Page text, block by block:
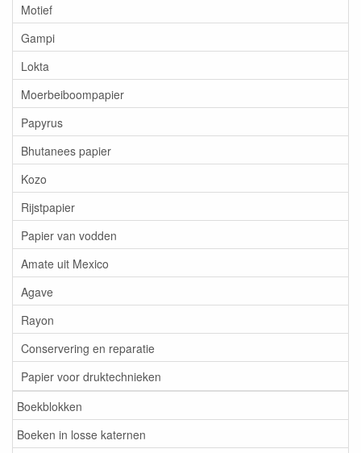
Motief
Gampi
Lokta
Moerbeiboompapier
Papyrus
Bhutanees papier
Kozo
Rijstpapier
Papier van vodden
Amate uit Mexico
Agave
Rayon
Conservering en reparatie
Papier voor druktechnieken
Boekblokken
Boeken in losse katernen